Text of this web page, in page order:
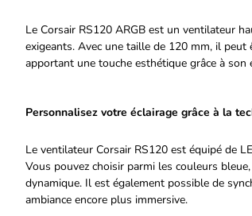
Le Corsair RS120 ARGB est un ventilateur
exigeants. Avec une taille de 120 mm, il
apportant une touche esthétique grâce à son
Personnalisez votre éclairage grâce à la
Le ventilateur Corsair RS120 est équipé de
Vous pouvez choisir parmi les couleurs
dynamique. Il est également possible de
ambiance encore plus immersive.